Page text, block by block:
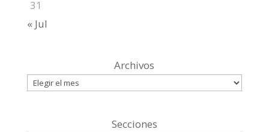
31
« Jul
Archivos
Secciones